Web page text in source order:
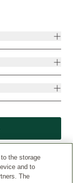
the storage
and to
The